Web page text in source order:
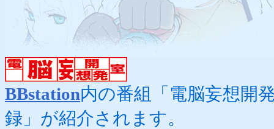
BBstation内の番組「電脳妄想開
録」が紹介されます。